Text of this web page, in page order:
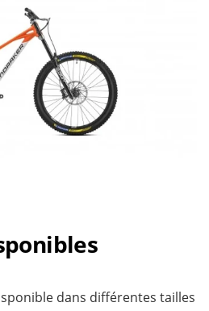
dans différentes tailles